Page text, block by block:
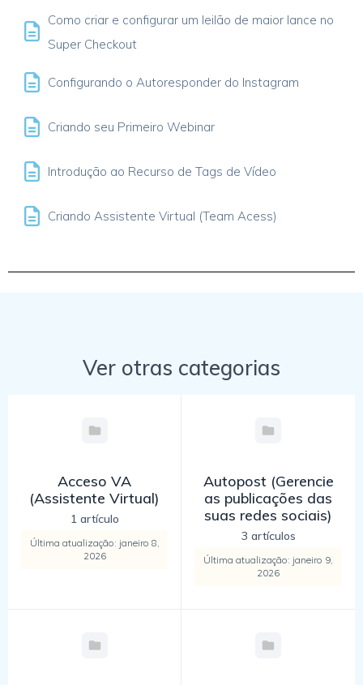
Como criar e configurar um leilão de maior lance no
Super Checkout
Configurando o Autoresponder do Instagram
Criando seu Primeiro Webinar
Introdução ao Recurso de Tags de Vídeo
Criando Assistente Virtual (Team Acess)
Ver otras categorias
Acceso VA
(Assistente Virtual)
1 artículo
Última atualização: janeiro 8,
2026
Autopost (Gerencie
as publicações das
suas redes sociais)
3 artículos
Última atualização: janeiro 9,
2026